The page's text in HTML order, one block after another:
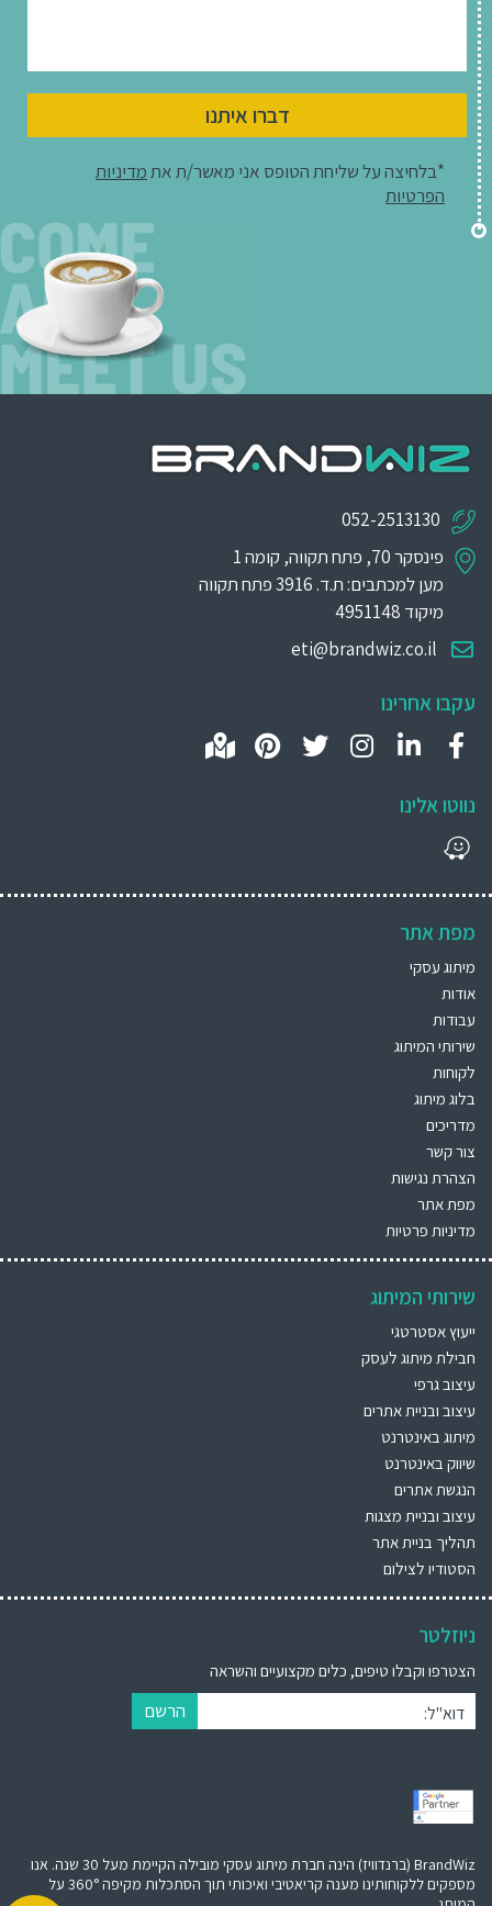
דברו איתנו
*בלחיצה על שליחת הטופס אני מאשר/ת אתמדיניות
הפרטיות
052-2513130
פינסקר 70, פתח תקווה, קומה 1
מען למכתבים: ת.ד. 3916 פתח תקווה
מיקוד 4951148
eti@brandwiz.co.il
עקבו אחרינו
נווטו אלינו
מפת אתר
מיתוג עסקי
אודות
עבודות
שירותי המיתוג
לקוחות
בלוג מיתוג
מדריכים
צור קשר
הצהרת נגישות
מפת אתר
מדיניות פרטיות
שירותי המיתוג
ייעוץ אסטרטגי
חבילת מיתוג לעסק
עיצוב גרפי
עיצוב ובניית אתרים
מיתוג באינטרנט
שיווק באינטרנט
הנגשת אתרים
עיצוב ובניית מצגות
תהליך בניית אתר
הסטודיו לצילום
ניוזלטר
הצטרפו וקבלו טיפים, כלים מקצועיים והשראה
דוא"ל: הרשם
BrandWiz (ברנדוויז) הינה חברת מיתוג עסקי מובילה הקיימת מעל 30 שנה. אנו
מספקים ללקוחותינו מענה קריאטיבי ואיכותי תוך הסתכלות מקיפה 360° על